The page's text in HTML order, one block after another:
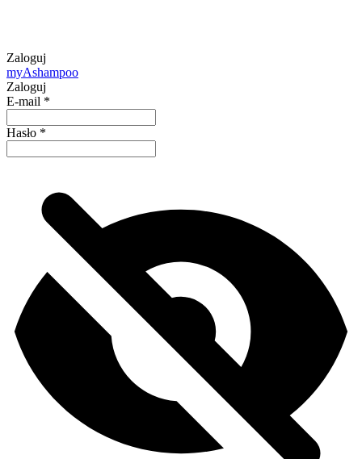
Zaloguj
myAshampoo
Zaloguj
E-mail *
Hasło *